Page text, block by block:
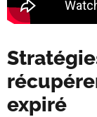
expiré